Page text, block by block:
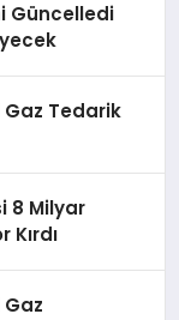
Güncelledi
Gaz Tedarik
8 Milyar
Gaz